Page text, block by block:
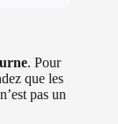
. Pour
que les
pas un